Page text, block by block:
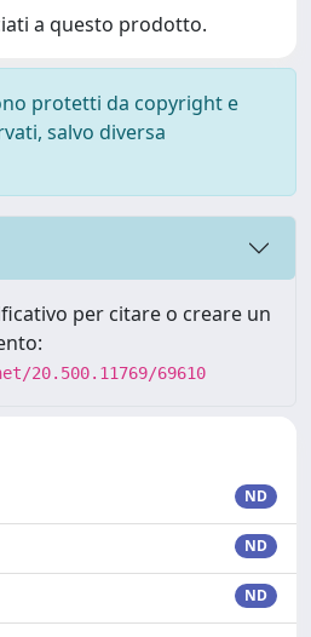
a questo prodotto.
protetti da copyright e
salvo diversa
per citare o creare un
20.500.11769/69610
ND
ND
ND